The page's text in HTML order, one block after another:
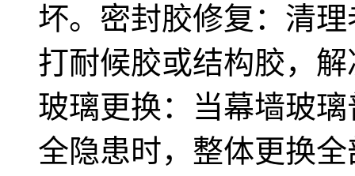
坏。密封胶修复：清
打耐候胶或结构胶，
玻璃更换：当幕墙玻
全隐患时，整体更换